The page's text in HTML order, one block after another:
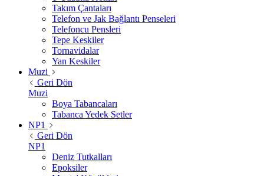
Takım Çantaları
Telefon ve Jak Bağlantı Penseleri
Telefoncu Pensleri
Tepe Keskiler
Tornavidalar
Yan Keskiler
Muzi
Geri Dön
Muzi
Boya Tabancaları
Tabanca Yedek Setler
NP1
Geri Dön
NP1
Deniz Tutkalları
Epoksiler